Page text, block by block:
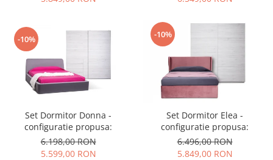
-10%
Set Dormitor Donna -
configuratie propusa:
6.198,00 RON
5.599,00 RON
-10%
Set Dormitor Elea -
configuratie propusa:
6.496,00 RON
5.849,00 RON